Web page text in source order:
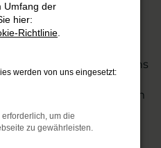
nach Weißenfels wie
ein anderes Modell ist
durch exzellente
Rudolph verstehen uns
von VW und damit
Jahren sind wir zudem
Standorten für
Weißenfels und
110 Mitarbeitende
Umfang der
hier:
Richtlinie
werden von uns eingesetzt:
um die
zu gewährleisten.